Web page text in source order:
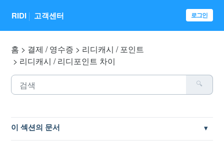
RIDI 고객센터 로그인
홈 결제 / 영수증
리디캐시 / 포인트
리디캐시 / 리디포인트 차이
이 섹션의 문서